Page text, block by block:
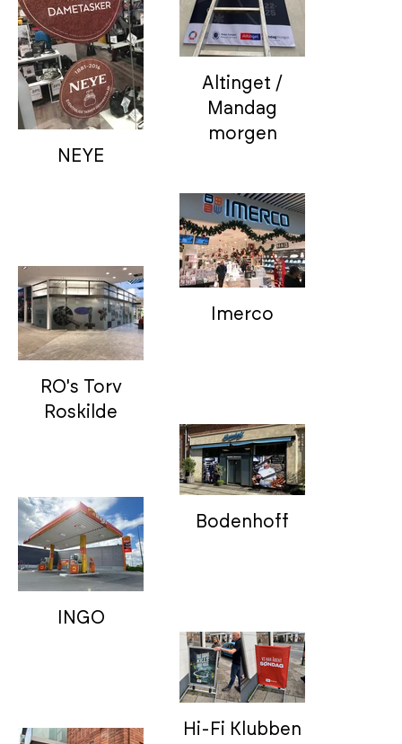
Altinget /
Mandag
morgen
NEYE
Imerco
RO's Torv
Roskilde
Bodenhoff
INGO
Hi-Fi Klubben